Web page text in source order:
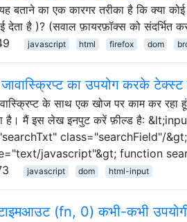
बताने का एक कारगर तरीका है कि क्या
देता है )? (सवाल फ़ायरफ़ॉक्स को संदर्भित
javascript html firefox dom
का उपयोग करके
के साथ एक खोज पर काम कर
है। मैं इस लेख इनपुट करें फ़ील्ड है:
class="searchField"/&gt;
javascript"&gt; function
javascript dom html-input
(fn, 0) कभी-कभी उपयोगी